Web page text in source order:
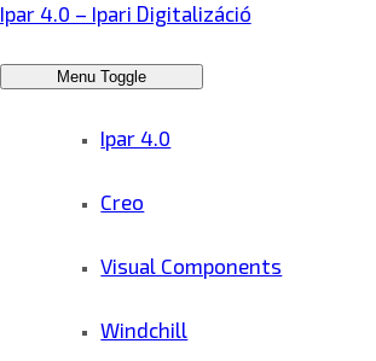
Ipar 4.0 – Ipari Digitalizáció
Menu Toggle
Ipar 4.0
Creo
Visual Components
Windchill